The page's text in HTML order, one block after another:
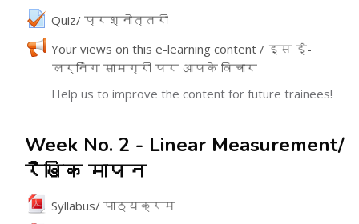
Quiz/ प्रश्नोत्तरी
Your views on this e-learning content / इस ई-
लर्निंग सामग्री पर आपके विचार
Feedback
Help us to improve the content for future trainees!
Week No. 2 - Linear Measurement/
रैखिक मापन
Syllabus/ पाठ्यक्रम
File